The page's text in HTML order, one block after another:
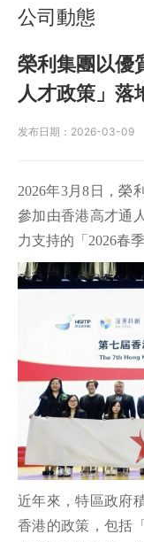
公司動態
榮利集團以優
人才政策」落
发布日期： 2026-03-09
2026年3月8日，榮
參加由香港高才通
力支持的「2026春
近年來，特區政府
香港的政策，包括